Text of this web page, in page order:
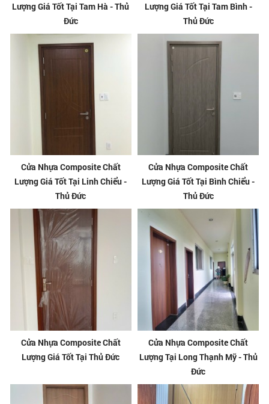
Lượng Giá Tốt Tại Tam Hà - Thủ
Đức
Lượng Giá Tốt Tại Tam Bình -
Thủ Đức
Cửa Nhựa Composite Chất
Lượng Giá Tốt Tại Linh Chiểu -
Thủ Đức
Cửa Nhựa Composite Chất
Lượng Giá Tốt Tại Bình Chiểu -
Thủ Đức
Cửa Nhựa Composite Chất
Lượng Giá Tốt Tại Thủ Đức
Cửa Nhựa Composite Chất
Lượng Tại Long Thạnh Mỹ - Thủ
Đức